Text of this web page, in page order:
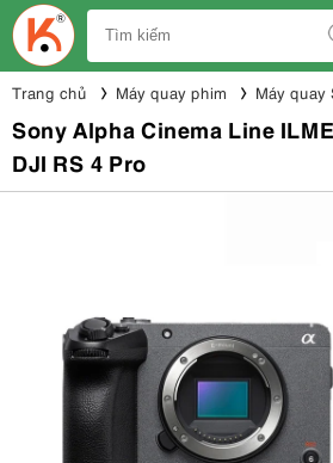
Trang chủ Máy quay phim Máy quay
Sony Alpha Cinema Line
DJI RS 4 Pro